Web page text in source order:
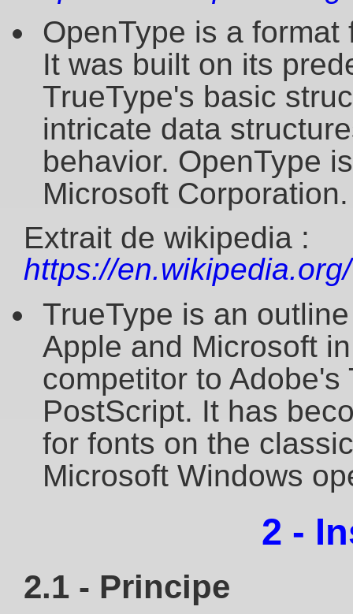
OpenType is a
It was built on its
TrueType's basic
intricate data
behavior. OpenType
Microsoft Corporation.
Extrait de wikipedia :
https://
TrueType is an
Apple and Microsoft
competitor to
PostScript. It has
for fonts on the
Microsoft Windows
2 -
2.1 - Principe